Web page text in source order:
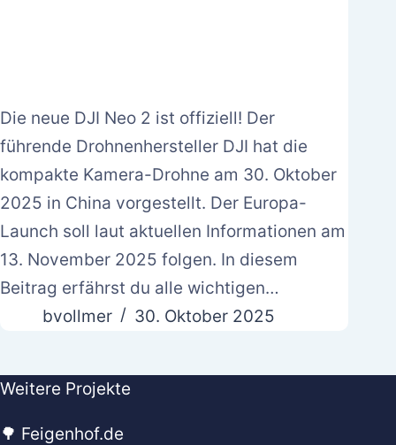
Die neue DJI Neo 2 ist offiziell! Der
führende Drohnenhersteller DJI hat die
kompakte Kamera-Drohne am 30. Oktober
2025 in China vorgestellt. Der Europa-
Launch soll laut aktuellen Informationen am
13. November 2025 folgen. In diesem
Beitrag erfährst du alle wichtigen…
bvollmer
30. Oktober 2025
Weitere Projekte
🌳 Feigenhof.de